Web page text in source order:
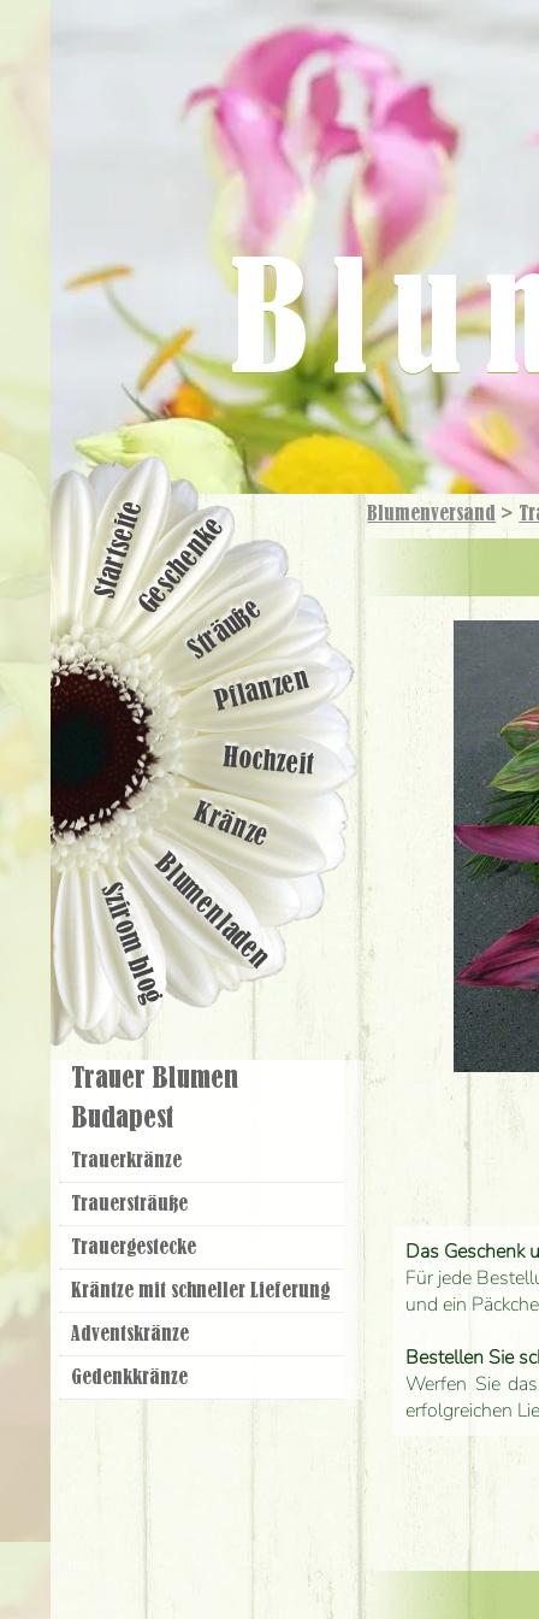
Blumenversand >
Das Geschenk
Für jede
und ein
Bestellen Sie
Werfen Sie
erfolgreichen
StartseiteGeschenke
Sträuße
Pflanzen
Hochzeit
Kränze
Blumenladen
Szirom blog
Trauer Blumen
Budapest
Trauer­kränze
Trauer­sträuße
Trauer­gestecke
Kräntze mit schneller Lieferung
Adventskränze
Gedenkkränze